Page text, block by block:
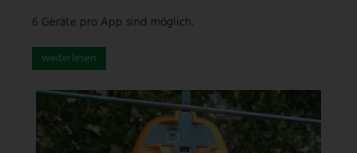
6 Geräte pro App sind möglich.
weiterlesen